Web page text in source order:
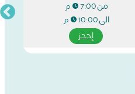
من7:00 م
الى10:00 م
إحجز